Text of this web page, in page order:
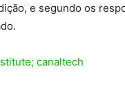
e segundo os
canaltech